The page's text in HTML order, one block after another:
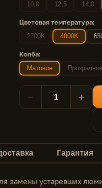
10,0 12,5 14,0
Цветовая температура:
2700K 4000K
Колба:
Матовое Прозрачное
− +
Гарантия
замены устаревших